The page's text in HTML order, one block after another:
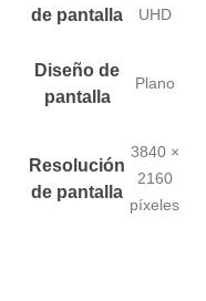
de pantalla
UHD
Diseño de
pantalla
Plano
Resolución
de pantalla
3840 ×
2160
píxeles